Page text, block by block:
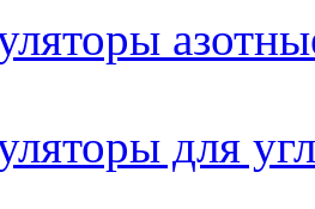
для